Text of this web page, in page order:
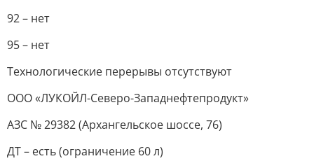
92 – нет
95 – нет
Технологические перерывы отсутствуют
ООО «ЛУКОЙЛ-Северо-Западнефтепродукт»
АЗС № 29382 (Архангельское шоссе, 76)
ДТ – есть (ограничение 60 л)